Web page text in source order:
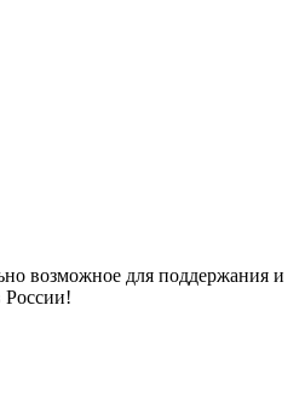
возможное для поддержания и
России!